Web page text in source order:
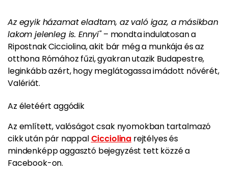
Az egyik házamat eladtam, az való igaz, a másikban
lakom jelenleg is. Ennyi"– mondta indulatosan a
Ripostnak Cicciolina, akit bár még a munkája és az
otthona Rómához fűzi, gyakran utazik Budapestre,
leginkább azért, hogy meglátogassa imádott nővérét,
Valériát.
Az életéért aggódik
Az említett, valóságot csak nyomokban tartalmazó
cikk után pár nappal Cicciolina rejtélyes és
mindenképp aggasztó bejegyzést tett közzé a
Facebook-on.